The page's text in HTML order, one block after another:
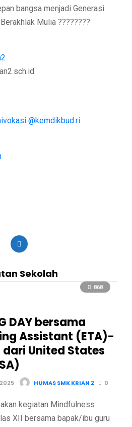
bangsa menjadi Generasi
Mulia ????????
@kemdikbud.ri
Sekolah
868
DAY bersama
Assistant (ETA)-
dari United States
HUMAS SMK KRIAN 2 0
kegiatan Mindfulness
XII bersama bapak/ibu guru